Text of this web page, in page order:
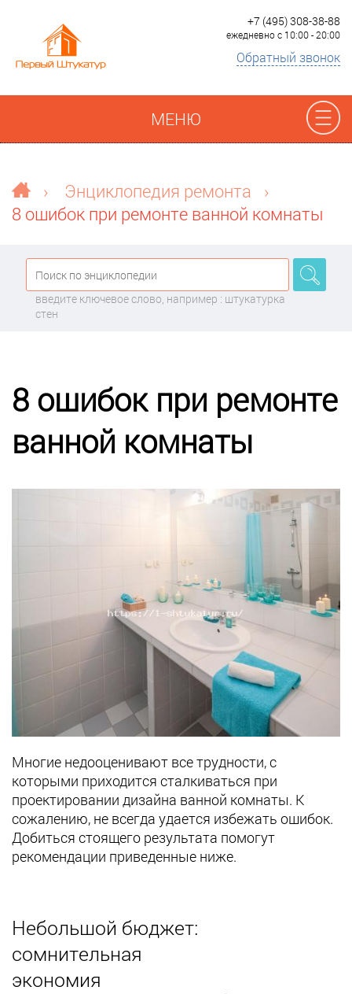
+7 (495) 308-38-88
ежедневно с 10:00 - 20:00
Обратный звонок
МЕНЮ
Наши работы
Преимущества
О компании
Этапы работ
Цены
Энциклопедия ремонта
Контакты
› Энциклопедия ремонта
›
8 ошибок при ремонте ванной комнаты
введите ключевое слово, например : штукатурка
стен
8 ошибок при ремонте
ванной комнаты
Многие недооценивают все трудности, с
которыми приходится сталкиваться при
проектировании дизайна ванной комнаты. К
сожалению, не всегда удается избежать ошибок.
Добиться стоящего результата помогут
рекомендации приведенные ниже.
Небольшой бюджет:
сомнительная
экономия